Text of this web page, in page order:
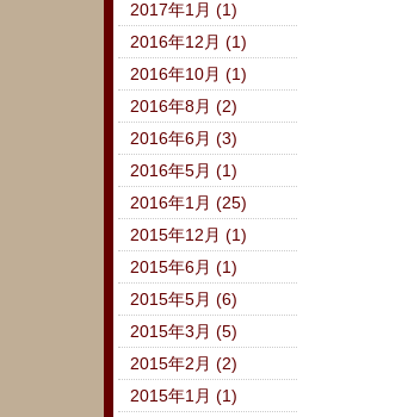
2017年1月 (1)
2016年12月 (1)
2016年10月 (1)
2016年8月 (2)
2016年6月 (3)
2016年5月 (1)
2016年1月 (25)
2015年12月 (1)
2015年6月 (1)
2015年5月 (6)
2015年3月 (5)
2015年2月 (2)
2015年1月 (1)